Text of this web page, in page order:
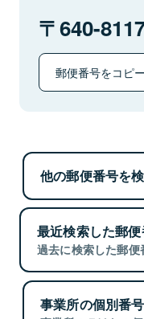
640-
郵便番号をコピ
他の郵便番号を
最近検索した郵
過去に検索した郵便
事業所の個別番